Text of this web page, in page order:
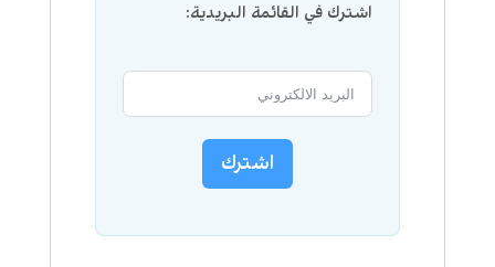
اشترك في القائمة البريدية:
اشترك